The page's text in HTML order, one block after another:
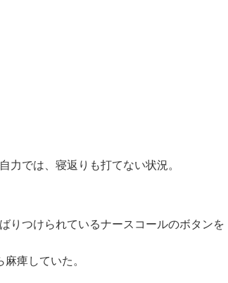
力では、寝返りも打てない状況。
りつけられているナースコールのボタン
痺していた。